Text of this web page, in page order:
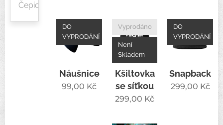
Čepice
Náušnice
DO
VYPRODÁNÍ
99,00 Kč
Kšiltovka
se síťkou
Vyprodáno
Není
Skladem
299,00 Kč
Snapback
DO
VYPRODÁNÍ
299,00 Kč